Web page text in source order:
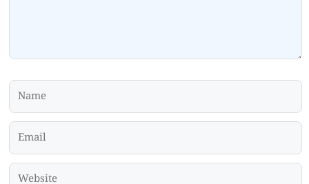
Name
Email
Website